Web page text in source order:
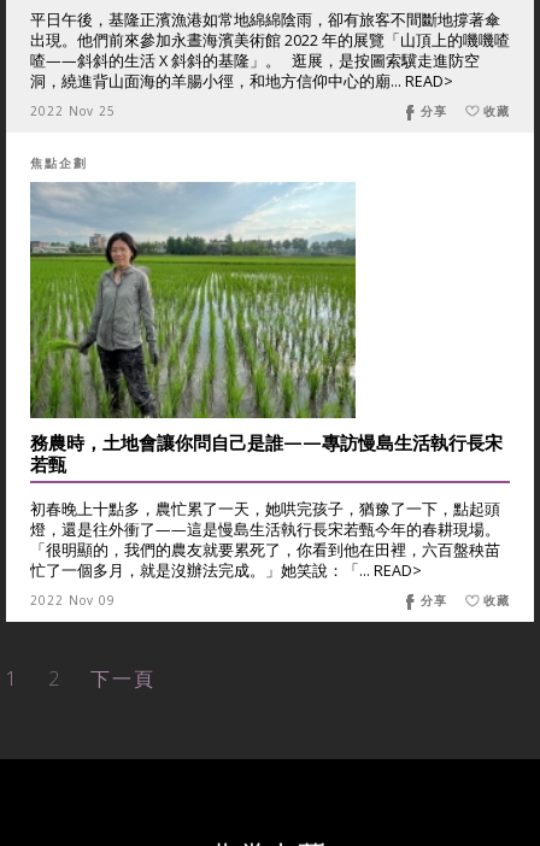
平日午後，基隆正濱漁港如常地綿綿陰雨，卻有旅客不間斷地撐著傘
出現。他們前來參加永晝海濱美術館 2022 年的展覽「山頂上的嘰嘰喳
喳——斜斜的生活 X 斜斜的基隆」。 逛展，是按圖索驥走進防空
洞，繞進背山面海的羊腸小徑，和地方信仰中心的廟... READ>
2022 Nov 25 收藏
分享
焦點企劃
務農時，土地會讓你問自己是誰——專訪慢島生活執行長宋
若甄
初春晚上十點多，農忙累了一天，她哄完孩子，猶豫了一下，點起頭
燈，還是往外衝了——這是慢島生活執行長宋若甄今年的春耕現場。
「很明顯的，我們的農友就要累死了，你看到他在田裡，六百盤秧苗
忙了一個多月，就是沒辦法完成。」她笑說：「... READ>
2022 Nov 09 收藏
分享
1 2 下一頁